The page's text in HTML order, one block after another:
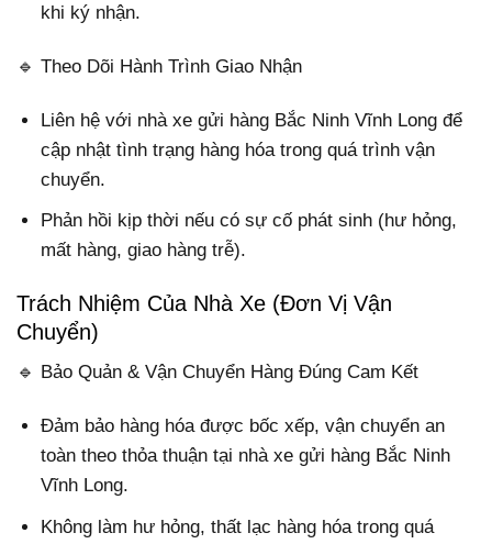
khi ký nhận.
🔹 Theo Dõi Hành Trình Giao Nhận
Liên hệ với nhà xe gửi hàng Bắc Ninh Vĩnh Long để
cập nhật tình trạng hàng hóa trong quá trình vận
chuyển.
Phản hồi kịp thời nếu có sự cố phát sinh (hư hỏng,
mất hàng, giao hàng trễ).
Trách Nhiệm Của Nhà Xe (Đơn Vị Vận
Chuyển)
🔹 Bảo Quản & Vận Chuyển Hàng Đúng Cam Kết
Đảm bảo hàng hóa được bốc xếp, vận chuyển an
toàn theo thỏa thuận tại nhà xe gửi hàng Bắc Ninh
Vĩnh Long.
Không làm hư hỏng, thất lạc hàng hóa trong quá